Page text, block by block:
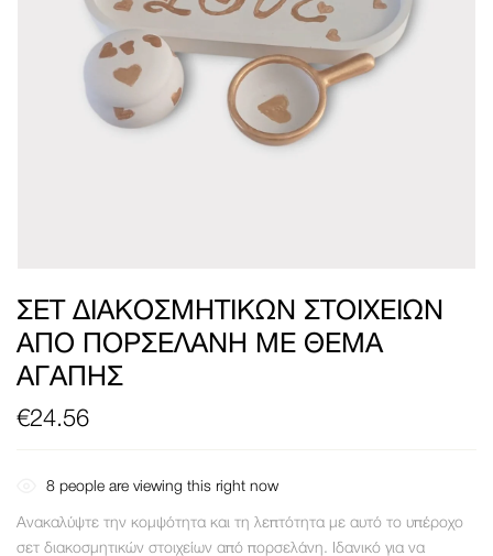
ΣΕΤ ΔΙΑΚΟΣΜΗΤΙΚΏΝ ΣΤΟΙΧΕΊΩΝ
ΑΠΌ ΠΟΡΣΕΛΆΝΗ ΜΕ ΘΈΜΑ
ΑΓΆΠΗΣ
€24.56
8 people are viewing this right now
Ανακαλύψτε την κομψότητα και τη λεπτότητα με αυτό το υπέροχο
σετ διακοσμητικών στοιχείων από πορσελάνη. Ιδανικό για να